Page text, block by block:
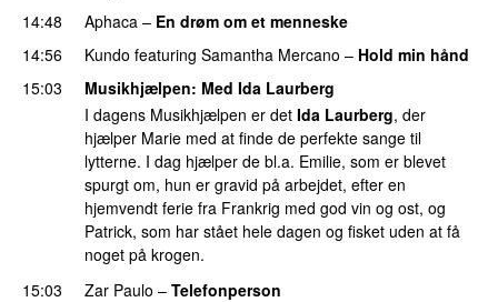
14:48
Aphaca – En drøm om et menneske
14:56 Kundo featuring Samantha Mercano – Hold min hånd
15:03
Musikhjælpen: Med Ida Laurberg
I dagens Musikhjælpen er det Ida Laurberg, der
hjælper Marie med at finde de perfekte sange til
lytterne. I dag hjælper de bl.a. Emilie, som er blevet
spurgt om, hun er gravid på arbejdet, efter en
hjemvendt ferie fra Frankrig med god vin og ost, og
Patrick, som har stået hele dagen og fisket uden at få
noget på krogen.
15:03
Zar Paulo – Telefonperson